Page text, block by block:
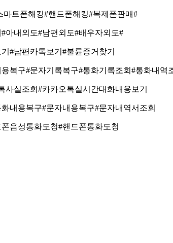
마트폰해킹#핸드폰해킹#복제폰판매#
#아내외도#남편외도#배우자외도#
#남편카톡보기 #불륜증거찾기
복구#문자기록복구#통화기록조회 #통화내역
사실조회 #카카오톡실시간대화내용보기
내용복구#문자내용복구#문자내역서조회
음성통화도청#핸드폰통화도청